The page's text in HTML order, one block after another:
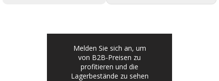
Melden Sie sich an, um
von B2B-Preisen zu
profitieren und die
Lagerbestände zu sehen